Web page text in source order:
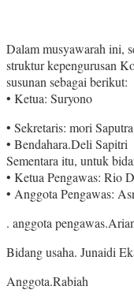
Dalam musyawarah ini,
struktur kepengurusan
susunan sebagai berikut:
• Ketua: Suryono
• Sekretaris: mori Saputra
• Bendahara.Deli Sapitri
Sementara itu, untuk
• Ketua Pengawas: Rio
• Anggota Pengawas:
. anggota
Bidang usaha. Junaidi
Anggota.Rabiah